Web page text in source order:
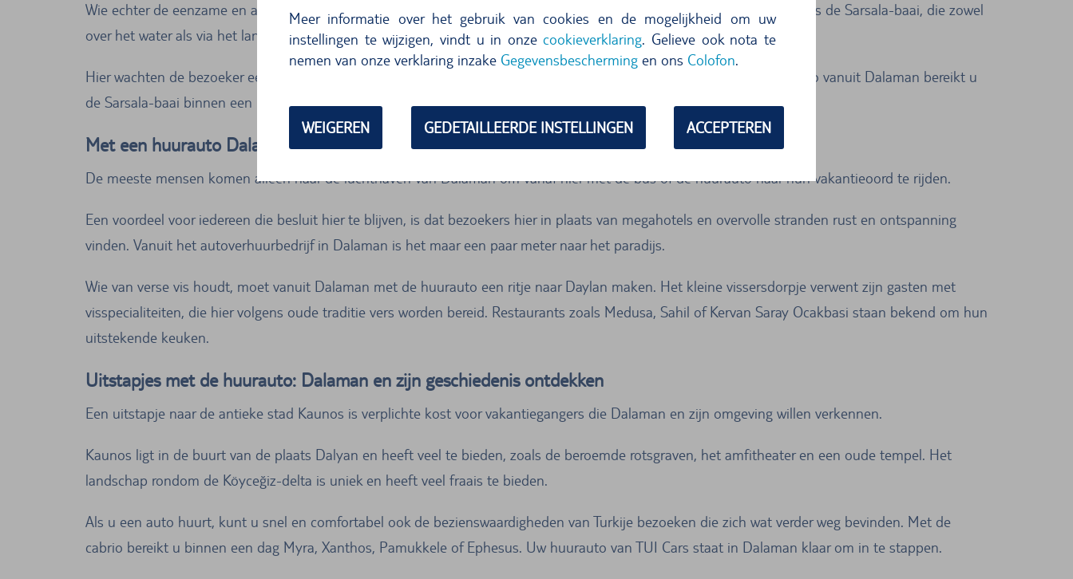
Meer informatie over het gebruik van cookies en de mogelijkheid om uw
instellingen te wijzigen, vindt u in onzecookieverklaring. Gelieve ook nota te
nemen van onze verklaring inzake Gegevensbescherming en ons Colofon.
WEIGEREN GEDETAILLEERDE INSTELLINGEN ACCEPTEREN
Wie echter de eenzame en afgelegen baaitjes wil bezoeken, moet zich een zeilboot huren. Een van de mooiste baaitjes is de Sarsala-baai, die zowel
over het water als via het land kan worden bereikt.
Hier wachten de bezoeker een heerlijk wit zandstrand en het turquoise water van de Middellandse Zee. Met de huurauto vanuit Dalaman bereikt u
de Sarsala-baai binnen een halfuur.
Met een huurauto Dalaman beleven: vers gevangen vis proeven
De meeste mensen komen alleen naar de luchthaven van Dalaman om vanaf hier met de bus of de huurauto naar hun vakantieoord te rijden.
Een voordeel voor iedereen die besluit hier te blijven, is dat bezoekers hier in plaats van megahotels en overvolle stranden rust en ontspanning
vinden. Vanuit het autoverhuurbedrijf in Dalaman is het maar een paar meter naar het paradijs.
Wie van verse vis houdt, moet vanuit Dalaman met de huurauto een ritje naar Daylan maken. Het kleine vissersdorpje verwent zijn gasten met
visspecialiteiten, die hier volgens oude traditie vers worden bereid. Restaurants zoals Medusa, Sahil of Kervan Saray Ocakbasi staan bekend om hun
uitstekende keuken.
Uitstapjes met de huurauto: Dalaman en zijn geschiedenis ontdekken
Een uitstapje naar de antieke stad Kaunos is verplichte kost voor vakantiegangers die Dalaman en zijn omgeving willen verkennen.
Kaunos ligt in de buurt van de plaats Dalyan en heeft veel te bieden, zoals de beroemde rotsgraven, het amfitheater en een oude tempel. Het
landschap rondom de Köyceğiz-delta is uniek en heeft veel fraais te bieden.
Als u een auto huurt, kunt u snel en comfortabel ook de bezienswaardigheden van Turkije bezoeken die zich wat verder weg bevinden. Met de
cabrio bereikt u binnen een dag Myra, Xanthos, Pamukkele of Ephesus. Uw huurauto van TUI Cars staat in Dalaman klaar om in te stappen.